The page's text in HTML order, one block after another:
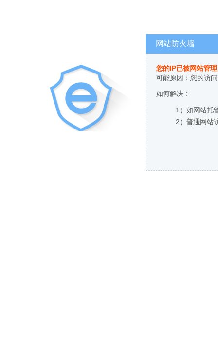
网站防火墙
您的IP已被网站管
可能原因：您的访
如何解决：
1）如网站托
2）普通网站